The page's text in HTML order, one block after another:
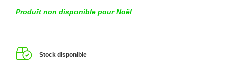
Produit non disponible pour Noël
Stock disponible